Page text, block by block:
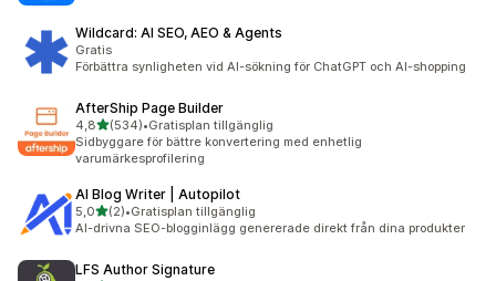
Wildcard: AI SEO, AEO & Agents
Gratis
Förbättra synligheten vid AI-sökning för ChatGPT och AI-shopping
AfterShip Page Builder
4,8av 5 stjärnor
(534)
534 recensioner totalt
•Gratisplan tillgänglig
Sidbyggare för bättre konvertering med enhetlig
varumärkesprofilering
AI Blog Writer | Autopilot
5,0av 5 stjärnor
(2)
2 recensioner totalt
•Gratisplan tillgänglig
AI-drivna SEO-blogginlägg genererade direkt från dina produkter
LFS Author Signature